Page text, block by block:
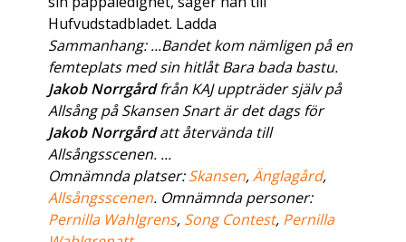
Hufvudstadbladet. Ladda
Sammanhang: ...Bandet kom nämligen på en
femteplats med sin hitlåt Bara bada bastu.
Jakob Norrgårdfrån KAJ uppträder själv på
Allsång på Skansen Snart är det dags för
Jakob Norrgårdatt återvända till
Allsångsscenen. ...
Omnämnda platser:Skansen,Änglagård,
Allsångsscenen. Omnämnda personer:
Pernilla Wahlgrens, Song Contest, Pernilla